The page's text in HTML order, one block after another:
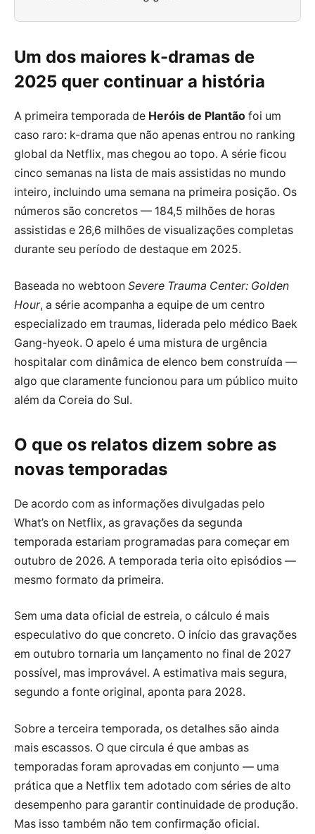
Um dos maiores k-dramas de
2025 quer continuar a história
A primeira temporada de Heróis de Plantão foi um
caso raro: k-drama que não apenas entrou no ranking
global da Netflix, mas chegou ao topo. A série ficou
cinco semanas na lista de mais assistidas no mundo
inteiro, incluindo uma semana na primeira posição. Os
números são concretos — 184,5 milhões de horas
assistidas e 26,6 milhões de visualizações completas
durante seu período de destaque em 2025.
Baseada no webtoon Severe Trauma Center: Golden
Hour, a série acompanha a equipe de um centro
especializado em traumas, liderada pelo médico Baek
Gang-hyeok. O apelo é uma mistura de urgência
hospitalar com dinâmica de elenco bem construída —
algo que claramente funcionou para um público muito
além da Coreia do Sul.
O que os relatos dizem sobre as
novas temporadas
De acordo com as informações divulgadas pelo
What’s on Netflix, as gravações da segunda
temporada estariam programadas para começar em
outubro de 2026. A temporada teria oito episódios —
mesmo formato da primeira.
Sem uma data oficial de estreia, o cálculo é mais
especulativo do que concreto. O início das gravações
em outubro tornaria um lançamento no final de 2027
possível, mas improvável. A estimativa mais segura,
segundo a fonte original, aponta para 2028.
Sobre a terceira temporada, os detalhes são ainda
mais escassos. O que circula é que ambas as
temporadas foram aprovadas em conjunto — uma
prática que a Netflix tem adotado com séries de alto
desempenho para garantir continuidade de produção.
Mas isso também não tem confirmação oficial.